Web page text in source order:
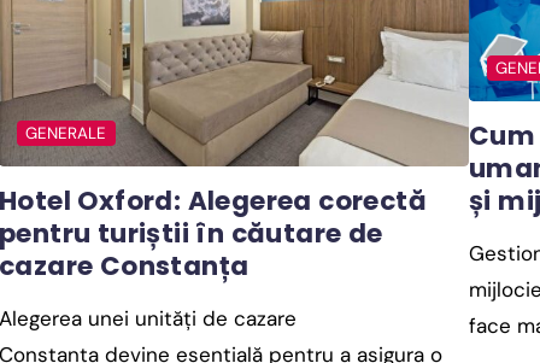
GENERALE
Oxford: Alegerea corectă
turiștii în căutare de
Constanța
unei unități de cazare
devine esențială pentru a asigura o
și
face